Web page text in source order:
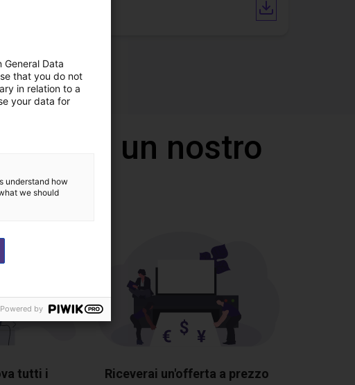
con un nostro
tutti i
Riceverai un'offerta a prezzo
Data
that you do not
in relation to a
your data for
understand how
we should
Powered by